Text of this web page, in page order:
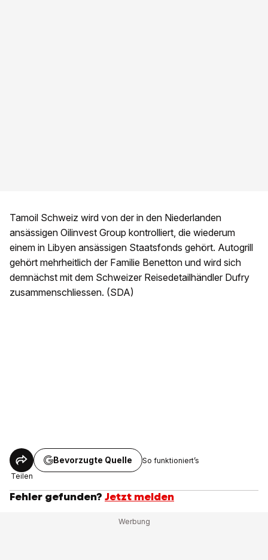
Tamoil Schweiz wird von der in den Niederlanden
ansässigen Oilinvest Group kontrolliert, die wiederum
einem in Libyen ansässigen Staatsfonds gehört. Autogrill
gehört mehrheitlich der Familie Benetton und wird sich
demnächst mit dem Schweizer Reisedetailhändler Dufry
zusammenschliessen. (SDA)
Teilen
Bevorzugte Quelle So funktioniert’s
Fehler gefunden? Jetzt melden